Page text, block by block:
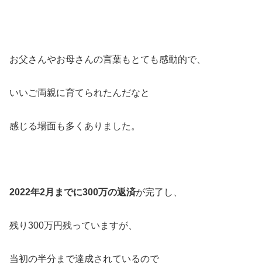
お父さんやお母さんの言葉もとても感動的で、
いいご両親に育てられたんだなと
感じる場面も多くありました。
2022年2月までに300万の返済が完了し、
残り300万円残っていますが、
当初の半分まで達成されているので